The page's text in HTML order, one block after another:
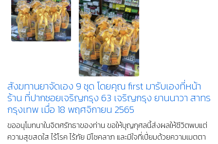
สังฆทานยาจัดเอง โดย คุณรสริน มารับเองที่ร้านที่ปาก
ซอยเจริญกรุง 63 ถนนเจริญกรุง ยานนาวา สาทร เมื่อ
ขอให้บุญที่ท่านตั้งใจทำในวันนี้ ส่งผลให้มีพลังใจเข้มแข็ง ฝ่าฟันทุก
อุปสรรค และเปลี่ยนทุกเรื่องยากให้กลายเป็นโอกาสในการเติบโตนะคะ